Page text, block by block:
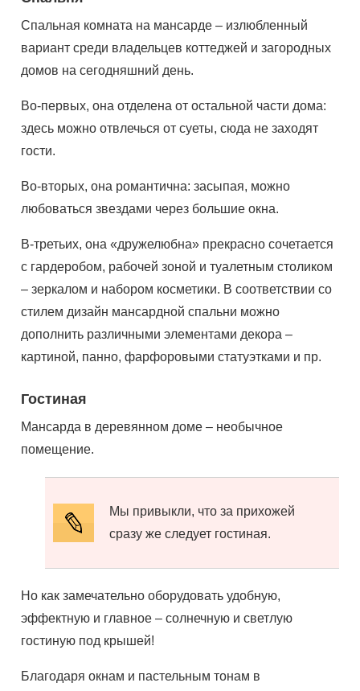
Спальная комната на мансарде – излюбленный
вариант среди владельцев коттеджей и загородных
домов на сегодняшний день.
Во-первых, она отделена от остальной части дома:
здесь можно отвлечься от суеты, сюда не заходят
гости.
Во-вторых, она романтична: засыпая, можно
любоваться звездами через большие окна.
В-третьих, она «дружелюбна» прекрасно сочетается
с гардеробом, рабочей зоной и туалетным столиком
– зеркалом и набором косметики. В соответствии со
стилем дизайн мансардной спальни можно
дополнить различными элементами декора –
картиной, панно, фарфоровыми статуэтками и пр.
Гостиная
Мансарда в деревянном доме – необычное
помещение.
Мы привыкли, что за прихожей
сразу же следует гостиная.
Но как замечательно оборудовать удобную,
эффектную и главное – солнечную и светлую
гостиную под крышей!
Благодаря окнам и пастельным тонам в